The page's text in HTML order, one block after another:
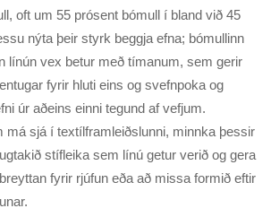
oft um 55 prósent bómull í bland við 45
nýta þeir styrk beggja efna; bómullinn
línún vex betur með tímanum, sem gerir
fyrir hluti eins og svefnpoka og
úr aðeins einni tegund af vefjum.
sjá í textílframleiðslunni, minnka þessir
stífleika sem línú getur verið og gera
fyrir rjúfun eða að missa formið eftir